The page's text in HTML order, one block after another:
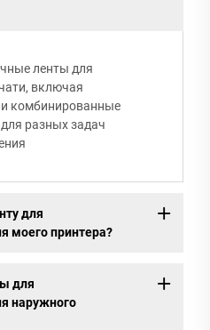
ленты для
включая
комбинированные
разных задач
для
моего принтера?
для
наружного